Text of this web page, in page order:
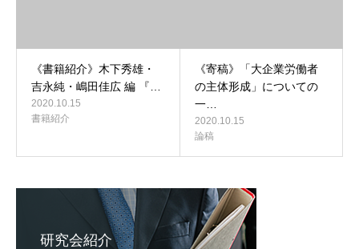
《書籍紹介》木下秀雄・
吉永純・嶋田佳広 編 『…
2020.10.15
書籍紹介
《寄稿》「大企業労働者
の主体形成」についての
一…
2020.10.15
論稿
研究会紹介